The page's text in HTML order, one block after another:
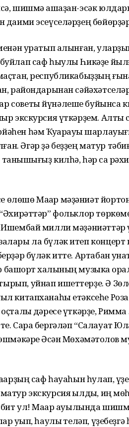
шишмә ашҡаҙан-эсәк
даими эсеүселәрҙең
уратып алынған,
саф һыулы Һикәҙе
республикабыҙҙың
райондарынан
советы йүнәлеше буйынса
экскурсия үткәрҙем.
һәм Ҡуҡҡарауыҡ
Әгәр ҙә беҙҙең матур
килһә, һәр саҡ
Маҡар мәҙәниәт
фольклор
милли мәҙәниәттәр
ла бүләк итеп
бүләк итте. Артабан
халҡының музыка
уйнап ишеттерҙе. Ә
китапханаһы етәксеһе
дәресе үткәрҙе,
Сара бергәләп “Салауат
Әҡсән Мөхәмәтҡолов
саф һауаһын һулап,
экскурсия ҡылдыҡ, иң
бит ул! Маҡар ауылында
уҡып, һаулыҡ теләп,